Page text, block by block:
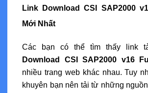
Link Download CSI SAP2000
Mới Nhất
Các bạn có thể tìm thấy link
Download CSI SAP2000 v16
nhiều trang web khác nhau. Tuy
khuyên bạn nên tải từ những